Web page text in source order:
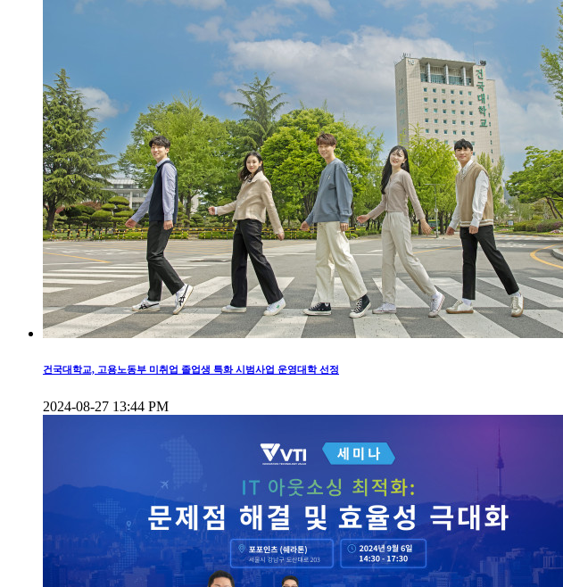
건국대학교, 고용노동부 미취업 졸업생 특화 시범사업 운영대학 선정
2024-08-27 13:44 PM